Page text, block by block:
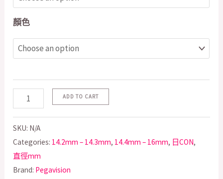
顏色
ADD TO CART
SKU: N/A
Categories: 14.2mm – 14.3mm, 14.4mm – 16mm, 日CON,
直徑mm
Brand: Pegavision